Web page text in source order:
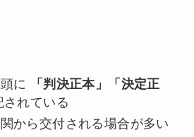
に
「判決正本」「決定正
されている
から交付される場合が多い